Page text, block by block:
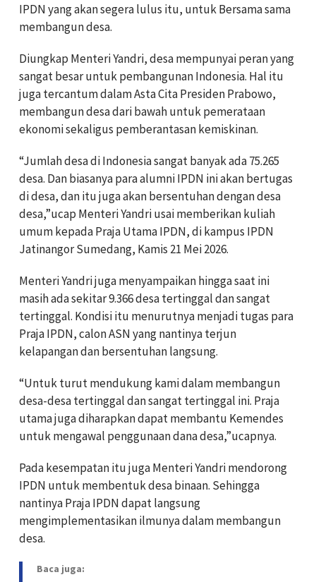
IPDN yang akan segera lulus itu, untuk Bersama sama
membangun desa.
Diungkap Menteri Yandri, desa mempunyai peran yang
sangat besar untuk pembangunan Indonesia. Hal itu
juga tercantum dalam Asta Cita Presiden Prabowo,
membangun desa dari bawah untuk pemerataan
ekonomi sekaligus pemberantasan kemiskinan.
“Jumlah desa di Indonesia sangat banyak ada 75.265
desa. Dan biasanya para alumni IPDN ini akan bertugas
di desa, dan itu juga akan bersentuhan dengan desa
desa,”ucap Menteri Yandri usai memberikan kuliah
umum kepada Praja Utama IPDN, di kampus IPDN
Jatinangor Sumedang, Kamis 21 Mei 2026.
Menteri Yandri juga menyampaikan hingga saat ini
masih ada sekitar 9.366 desa tertinggal dan sangat
tertinggal. Kondisi itu menurutnya menjadi tugas para
Praja IPDN, calon ASN yang nantinya terjun
kelapangan dan bersentuhan langsung.
“Untuk turut mendukung kami dalam membangun
desa-desa tertinggal dan sangat tertinggal ini. Praja
utama juga diharapkan dapat membantu Kemendes
untuk mengawal penggunaan dana desa,”ucapnya.
Pada kesempatan itu juga Menteri Yandri mendorong
IPDN untuk membentuk desa binaan. Sehingga
nantinya Praja IPDN dapat langsung
mengimplementasikan ilmunya dalam membangun
desa.
Baca juga: